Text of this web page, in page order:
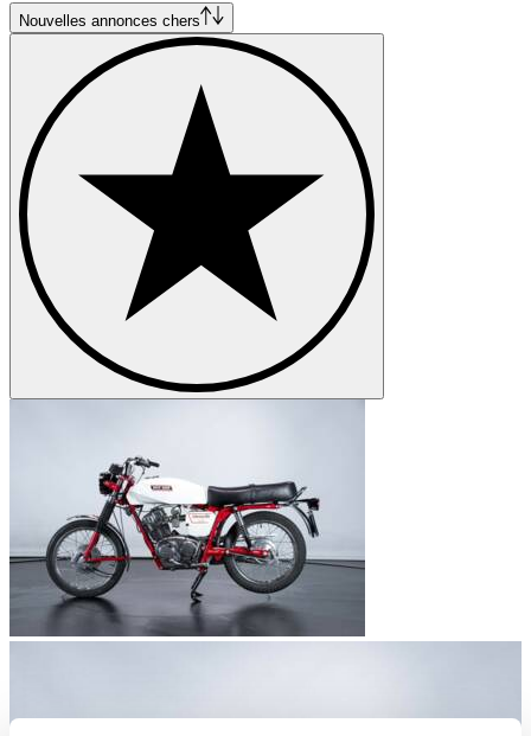
Nouvelles annonces chers